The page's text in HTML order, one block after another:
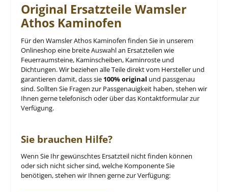
Original Ersatzteile Wamsler
Athos Kaminofen
Für den Wamsler Athos Kaminofen finden Sie in unserem
Onlineshop eine breite Auswahl an Ersatzteilen wie
Feuerraumsteine, Kaminscheiben, Kaminroste und
Dichtungen. Wir beziehen alle Teile direkt vom Hersteller und
garantieren damit, dass sie 100% original und passgenau
sind. Sollten Sie Fragen zur Passgenauigkeit haben, stehen wir
Ihnen gerne telefonisch oder über das Kontaktformular zur
Verfügung.
Sie brauchen Hilfe?
Wenn Sie Ihr gewünschtes Ersatzteil nicht finden können
oder sich nicht sicher sind, welche Komponente Sie
benötigen, stehen wir Ihnen gerne zur Verfügung: